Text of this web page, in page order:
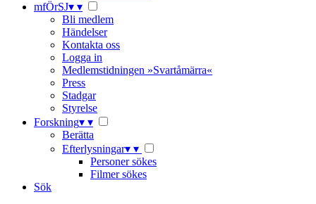
mfÖrSJ▾ ▾
Bli medlem
Händelser
Kontakta oss
Logga in
Medlemstidningen »Svartåmärra«
Press
Stadgar
Styrelse
Forskning▾ ▾
Berätta
Efterlysningar▾ ▾
Personer sökes
Filmer sökes
Sök